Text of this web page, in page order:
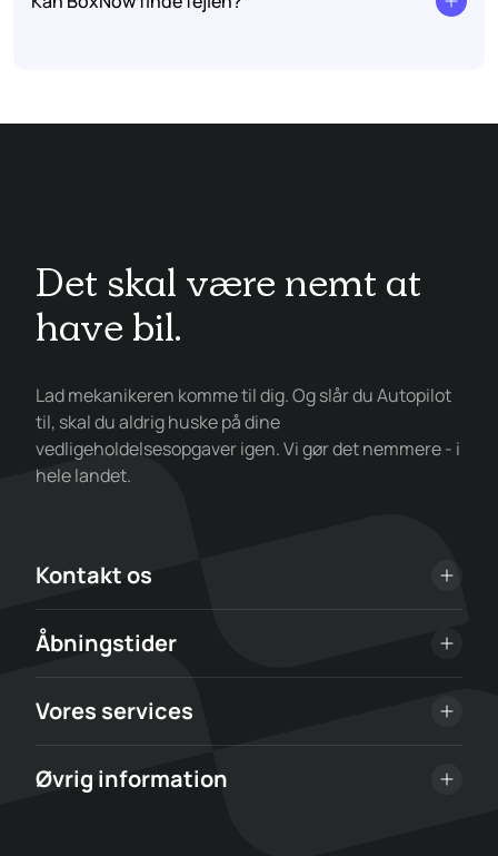
Det skal være nemt at
have bil.
Lad mekanikeren komme til dig. Og slår du Autopilot
til, skal du aldrig huske på dine
vedligeholdelsesopgaver igen. Vi gør det nemmere - i
hele landet.
Kontakt os
Åbningstider
Vores services
Øvrig information